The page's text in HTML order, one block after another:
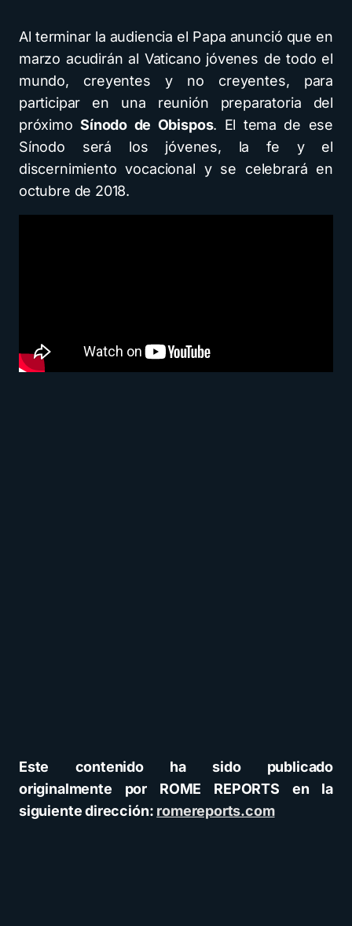
Al terminar la audiencia el Papa anunció que en
marzo acudirán al Vaticano jóvenes de todo el
mundo, creyentes y no creyentes, para
participar en una reunión preparatoria del
próximoSínodo de Obispos. El tema de ese
Sínodo será los jóvenes, la fe y el
discernimiento vocacional y se celebrará en
octubre de 2018.
Este contenido ha sido publicado
originalmente por ROME REPORTS en la
siguiente dirección: romereports.com